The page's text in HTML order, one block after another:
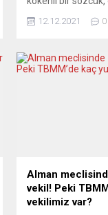
aydınları arasında
aldatıcı gibi
sözcüğünü
12.12.2021 0
Alman
vekil! Peki
vekilimiz var?